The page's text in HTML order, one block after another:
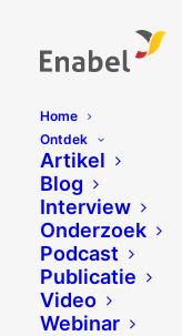
Home
Ontdek
Artikel
Blog
Interview
Onderzoek
Podcast
Publicatie
Video
Webinar